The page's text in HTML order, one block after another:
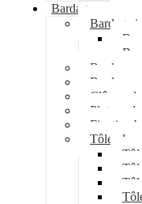
Bardage
Bardage
Bardage
Bardage
Clôture
Plateau de
Fixation
Tôle plane